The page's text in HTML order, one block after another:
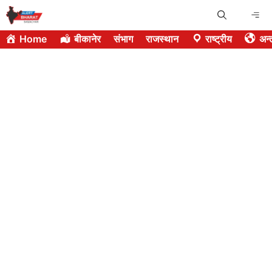
Skip
to
content
Home बीकानेर संभाग राजस्थान राष्ट्रीय